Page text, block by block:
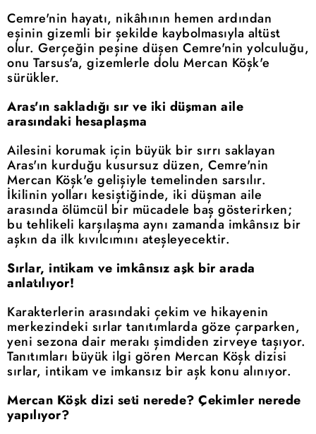
Cemre'nin hayatı, nikâhının hemen ardından
eşinin gizemli bir şekilde kaybolmasıyla altüst
olur. Gerçeğin peşine düşen Cemre'nin yolculuğu,
onu Tarsus'a, gizemlerle dolu Mercan Köşk'e
sürükler.
Aras'ın sakladığı sır ve iki düşman aile
arasındaki hesaplaşma
Ailesini korumak için büyük bir sırrı saklayan
Aras'ın kurduğu kusursuz düzen, Cemre'nin
Mercan Köşk'e gelişiyle temelinden sarsılır.
İkilinin yolları kesiştiğinde, iki düşman aile
arasında ölümcül bir mücadele baş gösterirken;
bu tehlikeli karşılaşma aynı zamanda imkânsız bir
aşkın da ilk kıvılcımını ateşleyecektir.
Sırlar, intikam ve imkânsız aşk bir arada
anlatılıyor!
Karakterlerin arasındaki çekim ve hikayenin
merkezindeki sırlar tanıtımlarda göze çarparken,
yeni sezona dair merakı şimdiden zirveye taşıyor.
Tanıtımları büyük ilgi gören Mercan Köşk dizisi
sırlar, intikam ve imkansız bir aşk konu alınıyor.
Mercan Köşk dizi seti nerede? Çekimler nerede
yapılıyor?